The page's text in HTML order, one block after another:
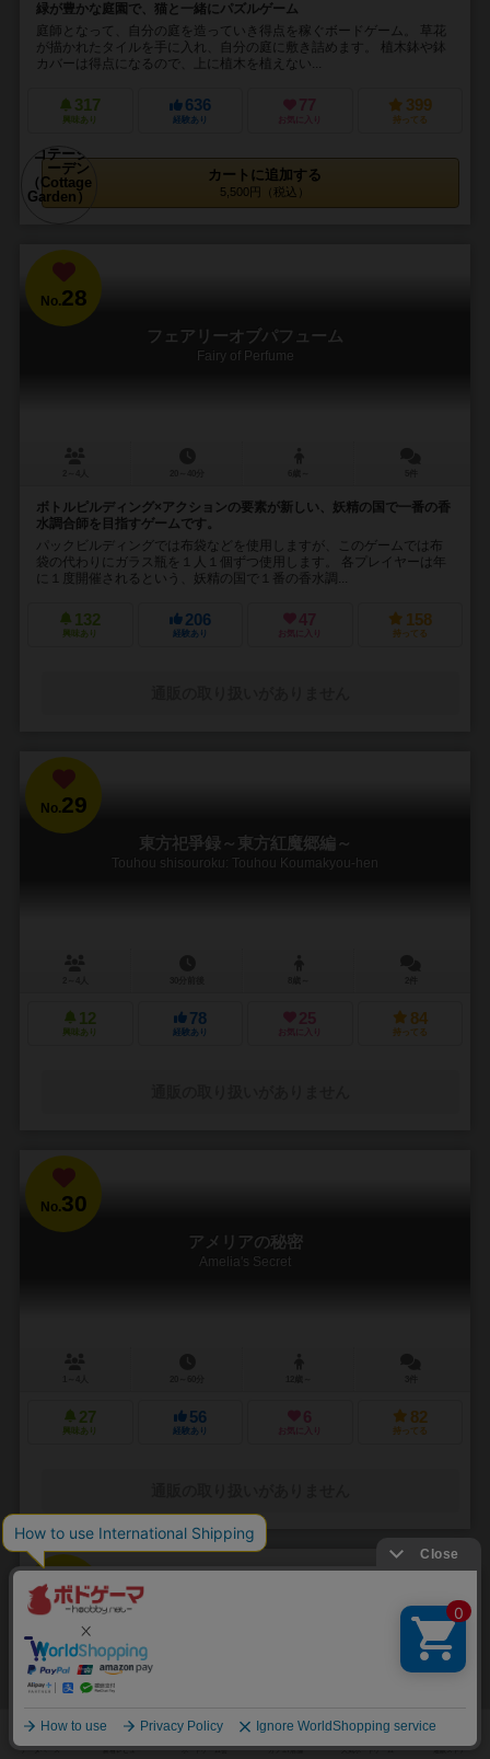
緑が豊かな庭園で、猫と一緒にパズルゲーム
庭師となって、自分の庭を造っていき得点を稼ぐボードゲーム。 草花
が描かれたタイルを手に入れ、自分の庭に敷き詰めます。 植木鉢や鉢
カバーは得点になるので、上に植木を植えない...
317
興味あり
636
経験あり
77
お気に入り
399
持ってる
カートに追加する
5,500円（税込）
No.28
フェアリーオブパフューム
Fairy of Perfume
ボトルピルディング×アクションの要素が新しい、妖精の国で一番の香
水調合師を目指すゲームです。
パックビルディングでは布袋などを使用しますが、このゲームでは布
袋の代わりにガラス瓶を１人１個ずつ使用します。 各プレイヤーは年
に１度開催されるという、妖精の国で１番の香水調...
132
興味あり
206
経験あり
47
お気に入り
158
持ってる
No.29
東方祀爭録～東方紅魔郷編～
Touhou shisouroku: Touhou Koumakyou-hen
12
興味あり
78
経験あり
25
お気に入り
84
持ってる
No.30
アメリアの秘密
Amelia's Secret
27
興味あり
56
経験あり
6
お気に入り
82
持ってる
No.31
アートライン：エルミタージュ美術館